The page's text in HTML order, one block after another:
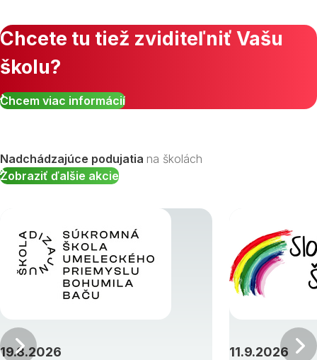
Zobraziť všetky študijné odbory »
Chcete tu tiež zviditeľniť Vašu
školu?
Chcem viac informácií
Nadchádzajúce podujatia na školách
Zobraziť ďalšie akcie
19.8.2026 11.9.2026
Predchádzajúci